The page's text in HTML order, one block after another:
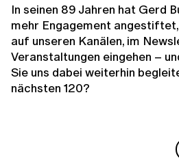
In seinen 89 Jahren hat Gerd
mehr Engagement
auf unseren Kanälen, im
Veranstaltungen eingehen –
Sie uns dabei weiterhin
nächsten 120?